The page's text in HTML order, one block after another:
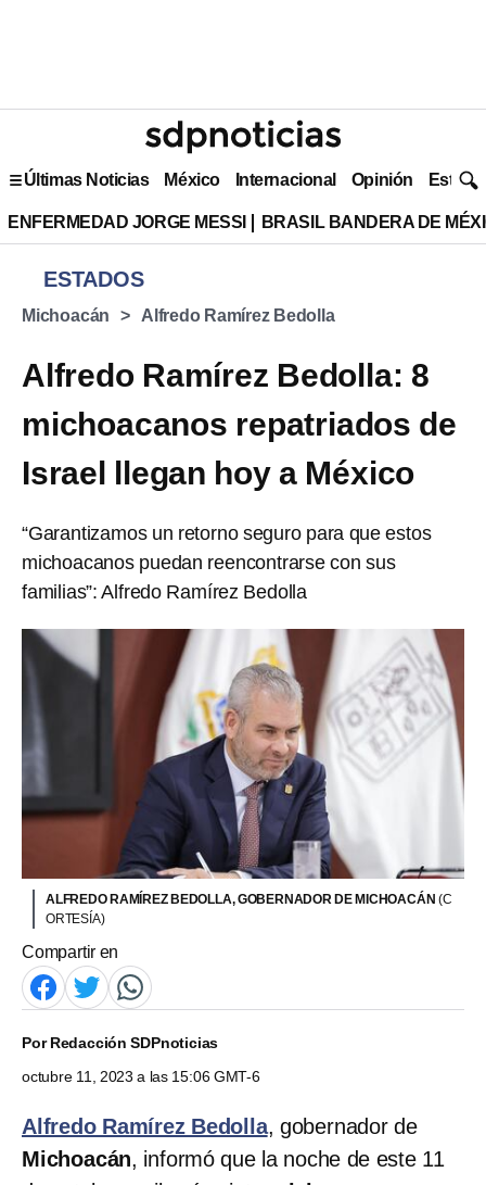
Últimas Noticias México Internacional Opinión Estilo
ENFERMEDAD JORGE MESSI BRASIL BANDERA DE
ESTADOS
Michoacán Alfredo Ramírez Bedolla
Alfredo Ramírez Bedolla: 8
michoacanos repatriados de
Israel llegan hoy a México
“Garantizamos un retorno seguro para que estos
michoacanos puedan reencontrarse con sus
familias”: Alfredo Ramírez Bedolla
ALFREDO RAMÍREZ BEDOLLA, GOBERNADOR DE MICHOACÁN (C
ORTESÍA)
Compartir en
PorRedacción SDPnoticias
octubre 11, 2023 a las 15:06 GMT-6
Alfredo Ramírez Bedolla, gobernador de
Michoacán, informó que la noche de este 11